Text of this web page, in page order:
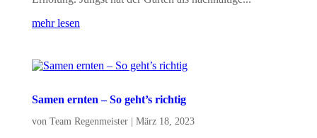
mehr lesen
Samen ernten – So geht’s richtig
von Team Regenmeister| März 18, 2023